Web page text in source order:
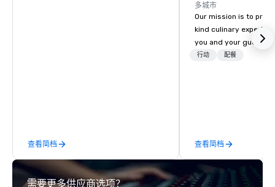
查看简档
多城市
Our mission is to
kind culinary
you and your guests
memories and
catering industry.
行动 配餐
查看简档
需要更多供应商选项？